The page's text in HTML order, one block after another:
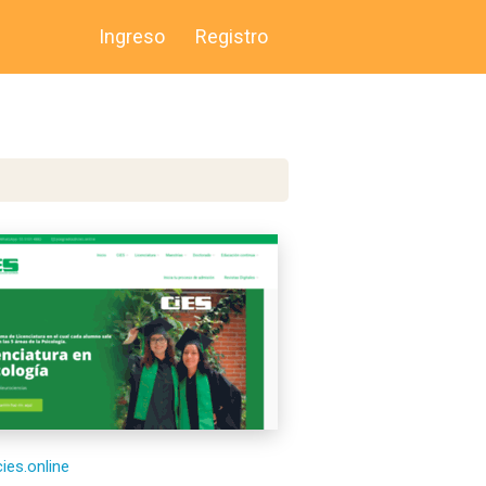
Ingreso Registro